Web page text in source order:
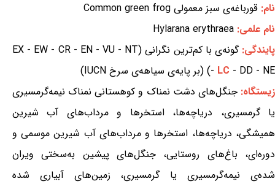
نام: قورباغه‌ی سبز معمولی Common green frog
نام علمی: Hylarana erythraea
پایندگی:
گونه‌ی با کم‌ترین نگرانی (EX - EW - CR - EN - VU - NT
- LC - DD - NE) (بر پایه‌ی سیاهه‌ی سرخ IUCN)
زیستگاه:جنگل‌های دشت نمناک و کوهستانی نمناک نیمه‌گرمسیری
یا گرمسیری، دریاچه‌ها، استخرها و مرداب‌های آب شیرین
همیشگی، دریاچه‌ها، استخرها و مرداب‌های آب شیرین موسمی و
دوره‌ای، باغ‌های روستایی، جنگل‌های پیشین به‌سختی ویران
شده‌ی نیمه‌گرمسیری یا گرمسیری، زمین‌های آبیاری شده